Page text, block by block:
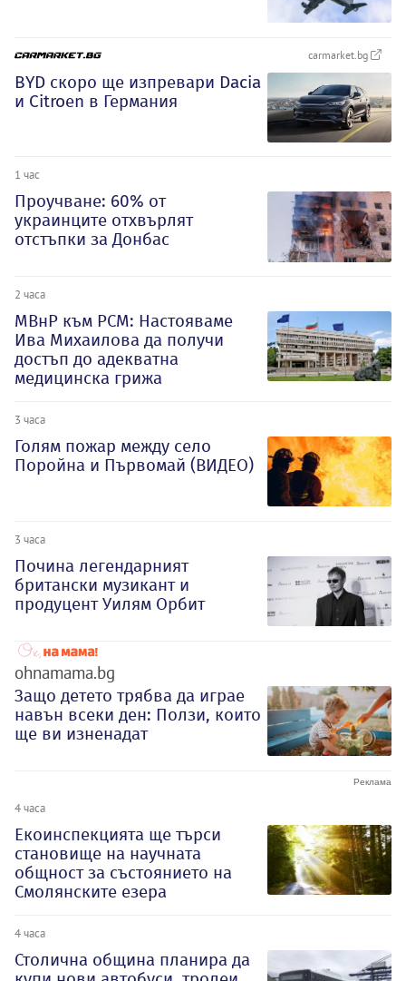
carmarket.bg
BYD скоро ще изпревари Dacia
и Citroеn в Германия
1 час
Проучване: 60% от
украинците отхвърлят
отстъпки за Донбас
2 часа
МВнР към РСМ: Настояваме
Ива Михаилова да получи
достъп до адекватна
медицинска грижа
3 часа
Голям пожар между село
Поройна и Първомай (ВИДЕО)
3 часа
Почина легендарният
британски музикант и
продуцент Уилям Орбит
ohnamama.bg
Защо детето трябва да играе
навън всеки ден: Ползи, които
ще ви изненадат
4 часа
Екоинспекцията ще търси
становище на научната
общност за състоянието на
Смолянските езера
4 часа
Столична община планира да